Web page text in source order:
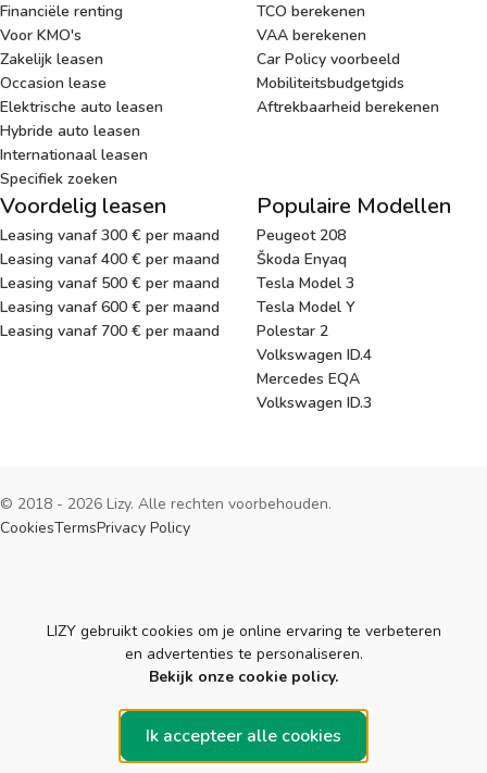
Financiële renting
Voor KMO's
Zakelijk leasen
Occasion lease
Elektrische auto leasen
Hybride auto leasen
Internationaal leasen
Specifiek zoeken
TCO berekenen
VAA berekenen
Car Policy voorbeeld
Mobiliteitsbudgetgids
Aftrekbaarheid berekenen
Voordelig leasen
Leasing vanaf 300 € per maand
Leasing vanaf 400 € per maand
Leasing vanaf 500 € per maand
Leasing vanaf 600 € per maand
Leasing vanaf 700 € per maand
Populaire Modellen
Peugeot 208
Škoda Enyaq
Tesla Model 3
Tesla Model Y
Polestar 2
Volkswagen ID.4
Mercedes EQA
Volkswagen ID.3
© 2018 - 2026 Lizy. Alle rechten voorbehouden.
CookiesTermsPrivacy Policy
Cookies
LIZY gebruikt cookies om je online ervaring te verbeteren
en advertenties te personaliseren.
Bekijk onze cookie policy.
Ik accepteer alle cookies